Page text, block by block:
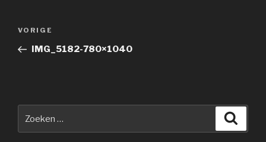
Vorig
bericht
VORIGE
IMG_5182-780×1040